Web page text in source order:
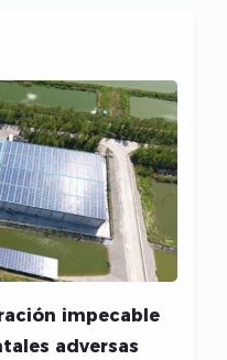
impecable
adversas